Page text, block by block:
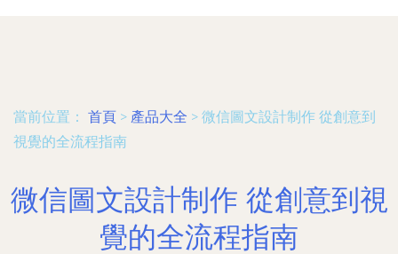
當前位置： 首頁 > 產品大全 > 微信圖文設計制作 從創意到
視覺的全流程指南
微信圖文設計制作 從創意到視
覺的全流程指南